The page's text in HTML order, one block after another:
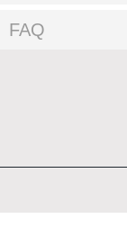
FAQ